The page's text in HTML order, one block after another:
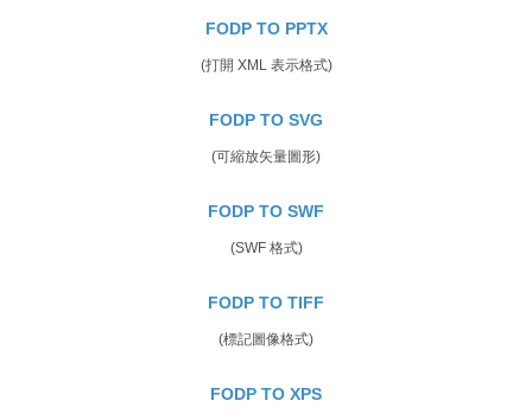
FODP TO PPTX
(打開 XML 表示格式)
FODP TO SVG
(可縮放矢量圖形)
FODP TO SWF
(SWF 格式)
FODP TO TIFF
(標記圖像格式)
FODP TO XPS